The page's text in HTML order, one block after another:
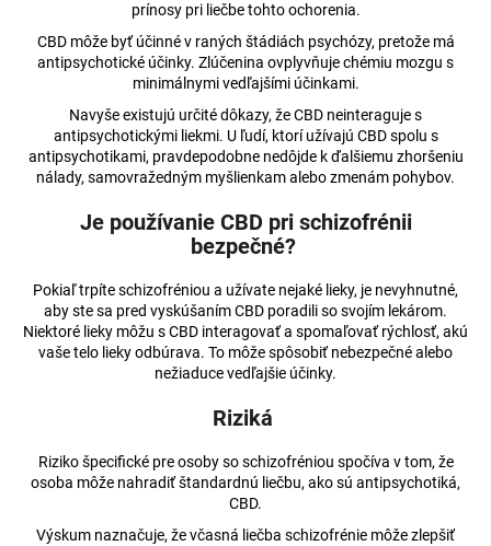
prínosy pri liečbe tohto ochorenia.
CBD môže byť účinné v raných štádiách psychózy, pretože má
antipsychotické účinky. Zlúčenina ovplyvňuje chémiu mozgu s
minimálnymi vedľajšími účinkami.
Navyše existujú určité dôkazy, že CBD neinteraguje s
antipsychotickými liekmi. U ľudí, ktorí užívajú CBD spolu s
antipsychotikami, pravdepodobne nedôjde k ďalšiemu zhoršeniu
nálady, samovražedným myšlienkam alebo zmenám pohybov.
Je používanie CBD pri schizofrénii
bezpečné?
Pokiaľ trpíte schizofréniou a užívate nejaké lieky, je nevyhnutné,
aby ste sa pred vyskúšaním CBD poradili so svojím lekárom.
Niektoré lieky môžu s CBD interagovať a spomaľovať rýchlosť, akú
vaše telo lieky odbúrava. To môže spôsobiť nebezpečné alebo
nežiaduce vedľajšie účinky.
Riziká
Riziko špecifické pre osoby so schizofréniou spočíva v tom, že
osoba môže nahradiť štandardnú liečbu, ako sú antipsychotiká,
CBD.
Výskum naznačuje, že včasná liečba schizofrénie môže zlepšiť